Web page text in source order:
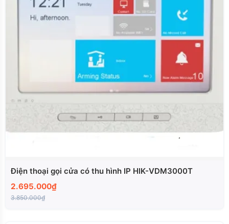
Điện thoại gọi cửa có thu hình IP HIK-VDM3000T
2.695.000₫
3.850.000₫